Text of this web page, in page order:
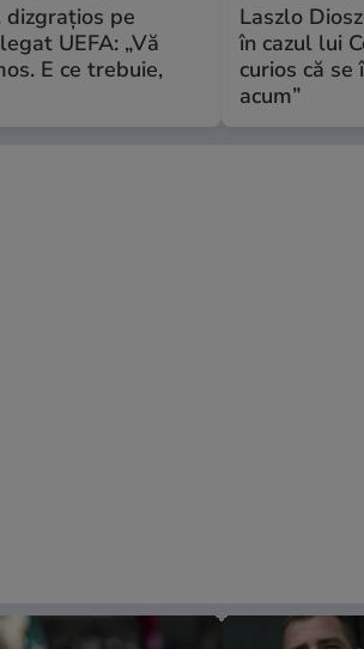
dizgrațios pe
UEFA: „Vă
E ce trebuie,
Laszlo
în cazul lui
curios că
acum”